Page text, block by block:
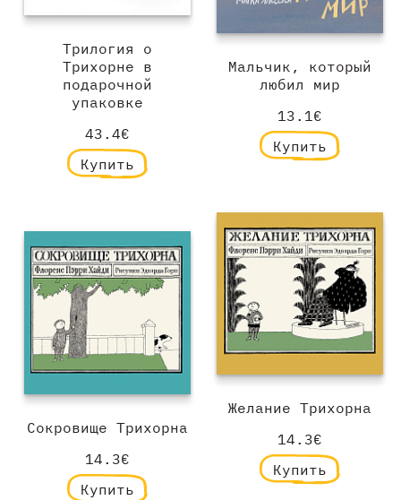
Мальчик, который
любил мир
13.1€
Купить
Трилогия о
Трихорне в
подарочной
упаковке
43.4€
Купить
Желание Трихорна
14.3€
Купить
Сокровище Трихорна
14.3€
Купить